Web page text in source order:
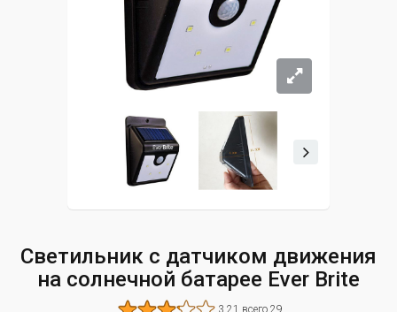
Светильник с датчиком движения
на солнечной батарее Ever Brite
3.21 всего 29